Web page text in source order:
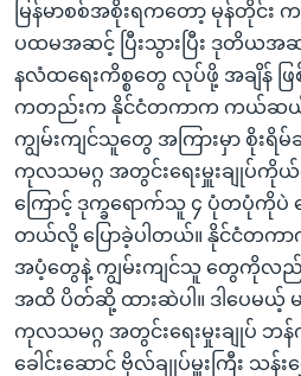
ရန်
ရှာဖွေ
ရန်
နေရာ
သို့
ကျော်
ရန်
ဘာသာစကားများ
မြန်မာစစ်အစိုးရကတော့ မုန်တိုင်း
ပထမအဆင့် ပြီးသွားပြီး ဒုတိယအ
နလံထရေးကိစ္စတွေ လုပ်ဖို့ အချိန်
ကတည်းက နိုင်ငံတကာက ကယ်ဆယ်
ကျွမ်းကျင်သူတွေ အကြားမှာ စိုးရိမ်
ကုလသမဂ္ဂ အတွင်းရေးမှူးချုပ်ကို
ကြောင့် ဒုက္ခရောက်သူ ၄ ပုံတပုံကို
တယ်လို့ ပြောခဲ့ပါတယ်။ နိုင်ငံတ
အပံ့တွေနဲ့ ကျွမ်းကျင်သူ တွေကိုလည်
အထိ ပိတ်ဆို့ ထားဆဲပါ။ ဒါပေမယ့် မ
ကုလသမဂ္ဂ အတွင်းရေးမှုးချုပ် ဘန်
ခေါင်းဆောင် ဗိုလ်ချုပ်မှူးကြီး သန်